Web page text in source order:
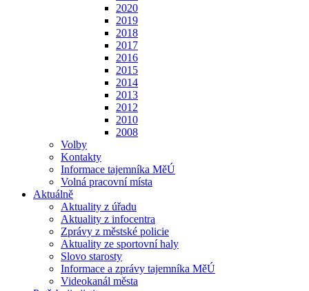
2020
2019
2018
2017
2016
2015
2014
2013
2012
2010
2008
Volby
Kontakty
Informace tajemníka MěÚ
Volná pracovní místa
Aktuálně
Aktuality z úřadu
Aktuality z infocentra
Zprávy z městské policie
Aktuality ze sportovní haly
Slovo starosty
Informace a zprávy tajemníka MěÚ
Videokanál města